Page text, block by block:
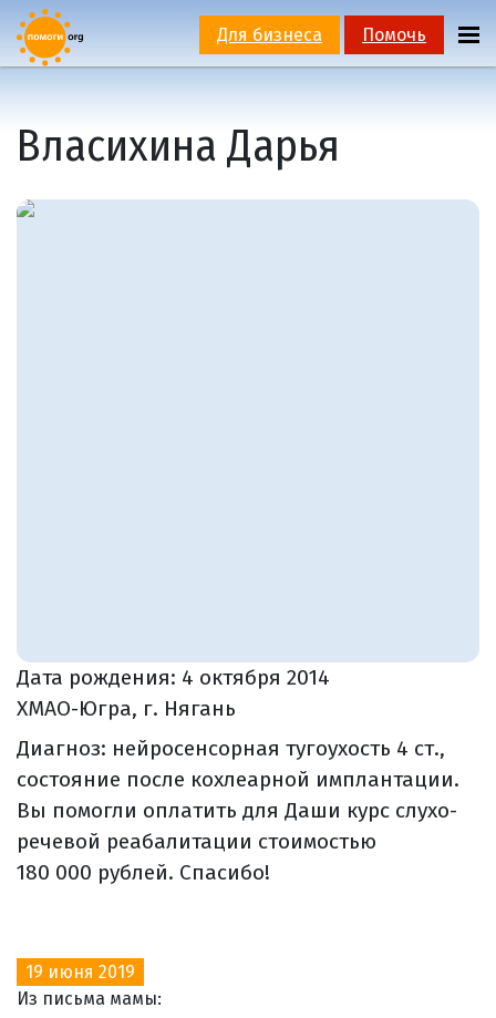
Для бизнеса Помочь
Власихина Дарья
Дата рождения: 4 октября 2014
ХМАО-Югра, г. Нягань
Диагноз: нейросенсорная тугоухость 4 ст.,
состояние после кохлеарной имплантации.
Вы помогли оплатить для Даши курс слухо-
речевой реабалитации стоимостью
180 000 рублей. Спасибо!
19 июня 2019
Из письма мамы: